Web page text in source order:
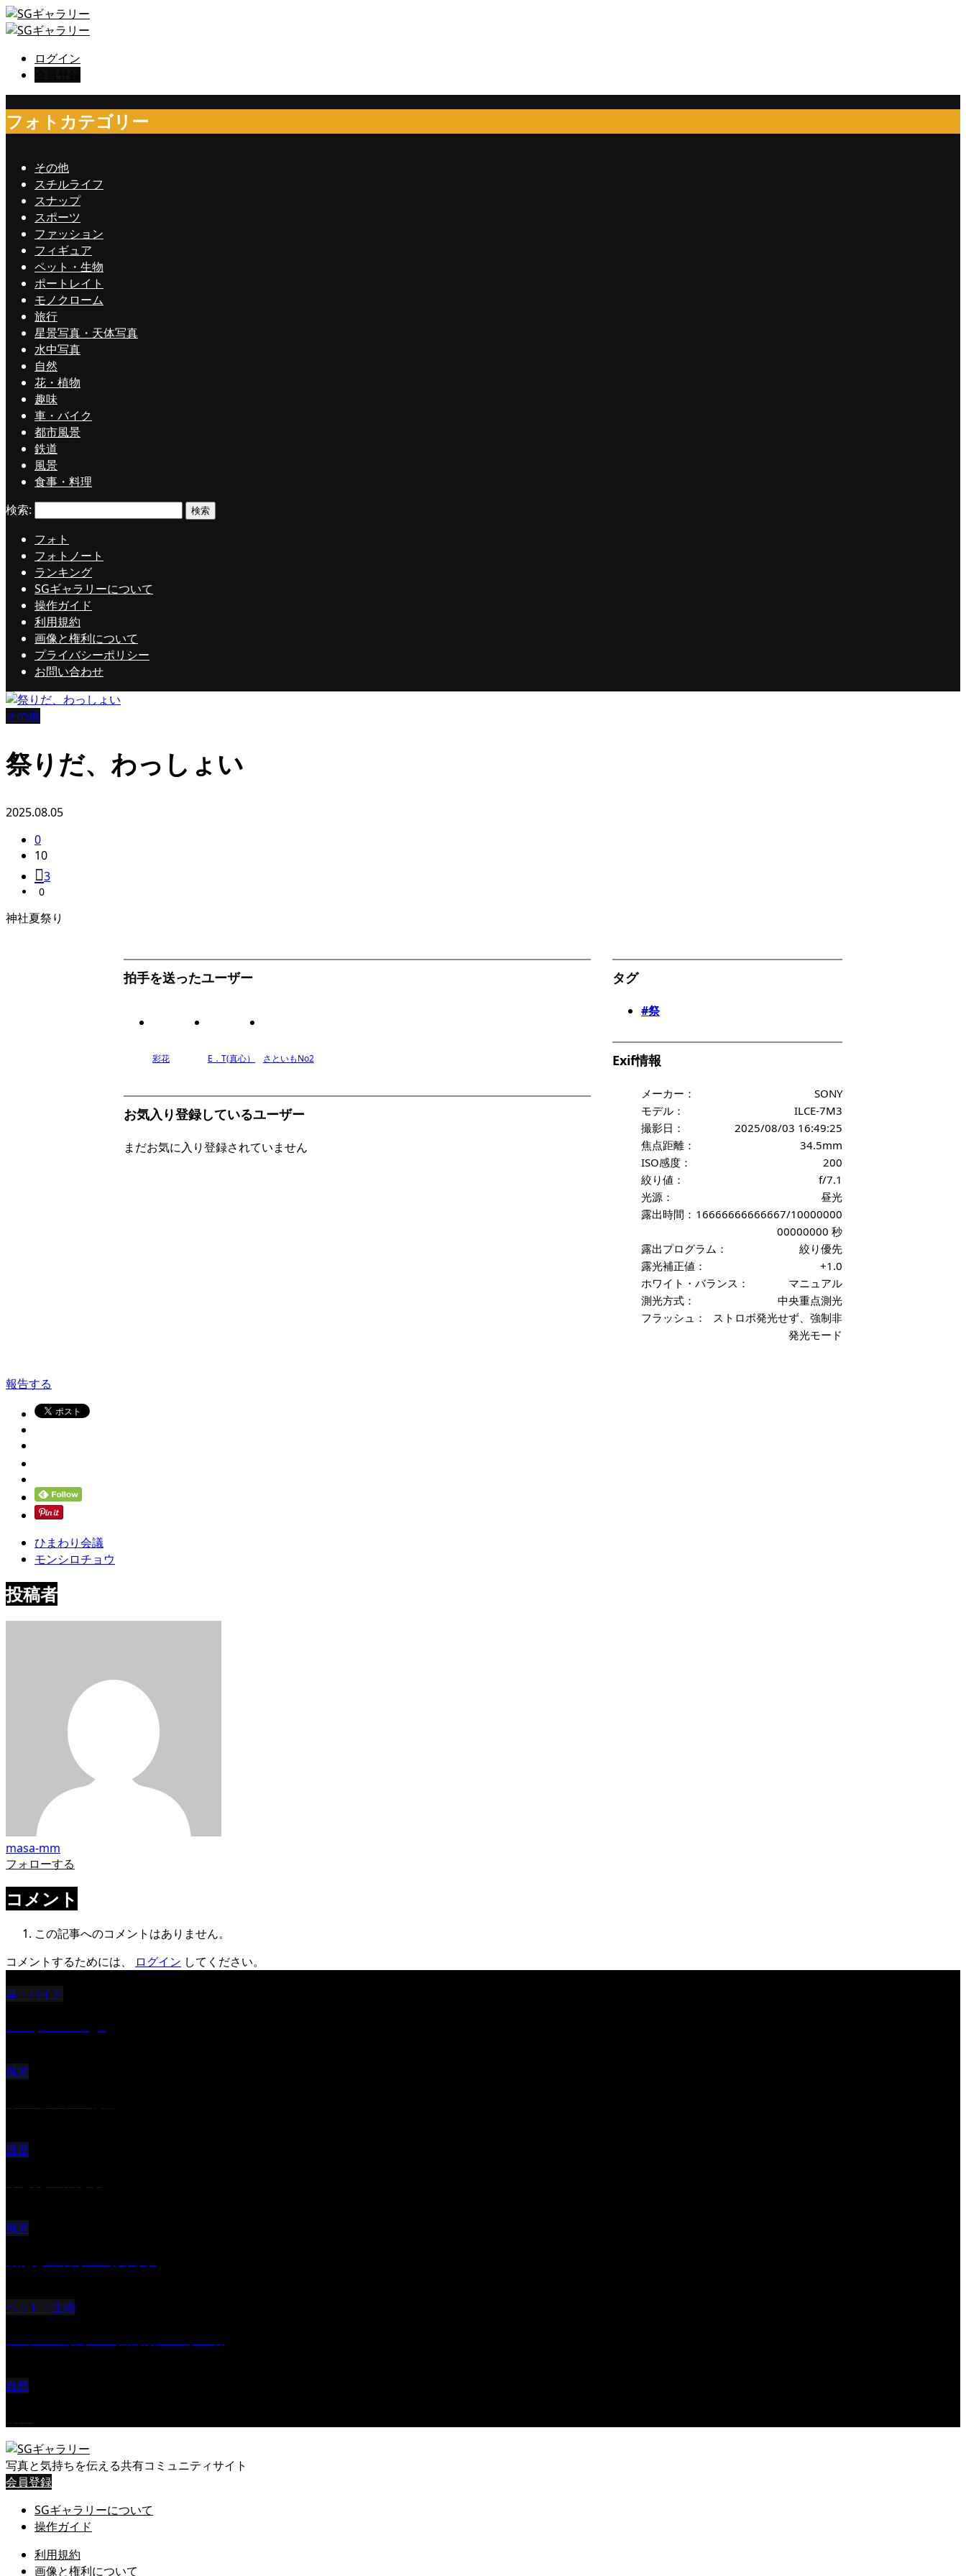
ログイン
フォトカテゴリー
その他
スチルライフ
スナップ
スポーツ
ファッション
フィギュア
ペット・生物
ポートレイト
モノクローム
旅行
星景写真・天体写真
水中写真
自然
花・植物
趣味
車・バイク
都市風景
鉄道
風景
食事・料理
フォト
フォトノート
ランキング
SGギャラリーについて
操作ガイド
利用規約
画像と権利について
プライバシーポリシー
お問い合わせ
検索:
その他
祭りだ、わっしょい
2025.08.05
0
10
3
0
神社夏祭り
タグ
#祭
Exif情報
メーカー：
SONY
モデル：
ILCE-7M3
撮影日：
2025/08/03 16:49:25
焦点距離：
34.5mm
ISO感度：
200
絞り値：
f/7.1
光源：
昼光
露出時間： 16666666666667/10000000
00000000 秒
露出プログラム：
絞り優先
露光補正値：
+1.0
ホワイト・バランス：
マニュアル
測光方式：
中央重点測光
フラッシュ：
ストロボ発光せず、強制非
発光モード
拍手を送ったユーザー
彩花 E．T(真心） さといもNo2
お気入り登録しているユーザー
まだお気に入り登録されていません
報告する
ひまわり会議
モンシロチョウ
投稿者
masa-mm
フォローする
コメント
この記事へのコメントはありません。
コメントするためには、
ログイン してください。
車・バイク
風景
風景
風景
ペット・生物
自然
写真と気持ちを伝える共有コミュニティサイト
会員登録
SGギャラリーについて
操作ガイド
利用規約
画像と権利について